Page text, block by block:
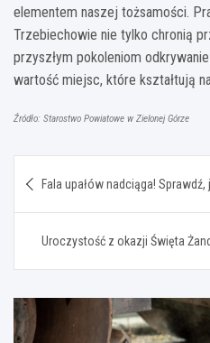
elementem naszej tożsamości.
Trzebiechowie nie tylko chronią
przyszłym pokoleniom
wartość miejsc, które kształtują
Źródło: Starostwo Powiatowe w Zielonej Górze
wpisu
Fala upałów nadciąga!
Uroczystość z okazji Święta